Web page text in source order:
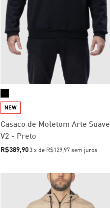
NEW
Casaco de Moletom Arte Suave
V2 - Preto
R$389,90 3 x de R$129,97 sem juros